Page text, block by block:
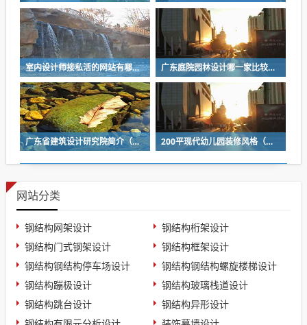
室内设计师接私活的网站有哪些（北京四海传媒有限公司是真的吗） 广东庭院园林设计哪一家比较好（求好心人说说中国十大景观公司有哪些）
广东省建筑设计研究院简介（广东省建筑设计研究院简介资料） 200平现代幼儿园装修风格（幼儿园装修时，如何做好室内设计）
网站分类
钢结构网架设计
钢结构桁架设计
钢结构门式钢架设计
钢结构框架设计
钢结构钢结构停车场设计
钢结构钢结构螺旋楼梯设计
钢结构蹦极设计
钢结构玻璃栈道设计
钢结构跳台设计
钢结构异形设计